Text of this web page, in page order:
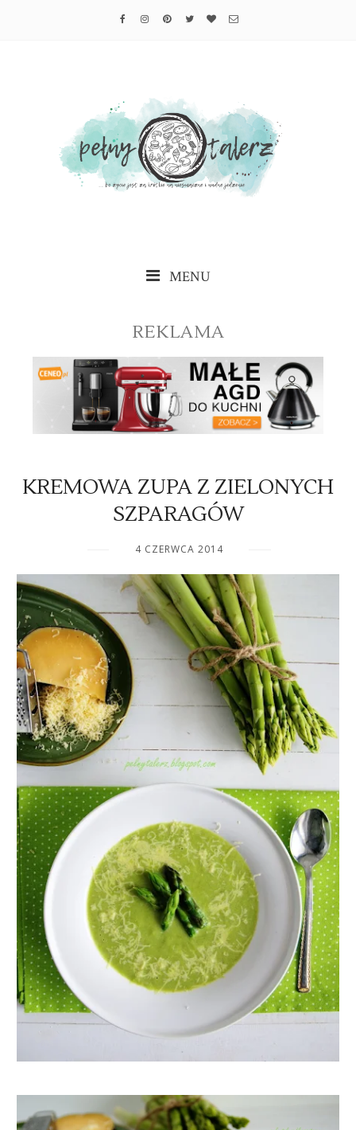
MENU
REKLAMA
KREMOWA ZUPA Z ZIELONYCH
SZPARAGÓW
4 CZERWCA 2014